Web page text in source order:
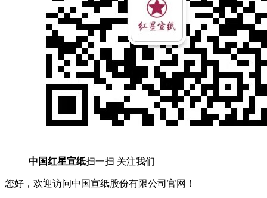
中国红星宣纸扫一扫 关注我们
您好，欢迎访问中国宣纸股份有限公司官网！